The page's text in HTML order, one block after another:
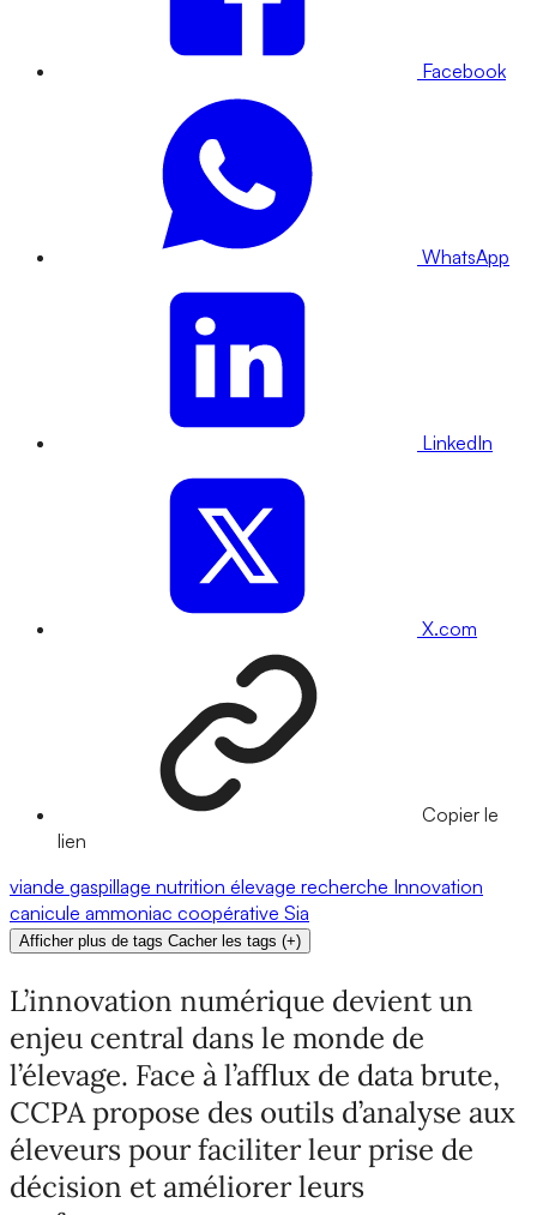
Facebook
WhatsApp
LinkedIn
X.com
Copier le
lien
viande gaspillage nutrition élevage recherche Innovation
canicule ammoniac coopérative Sia
Afficher plus de tags Cacher les tags (+)
L’innovation numérique devient un
enjeu central dans le monde de
l’élevage. Face à l’afflux de data brute,
CCPA propose des outils d’analyse aux
éleveurs pour faciliter leur prise de
décision et améliorer leurs